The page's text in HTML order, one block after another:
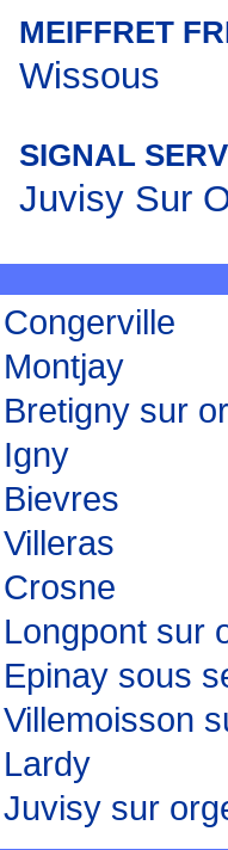
MEIFFRET
Wissous
SIGNAL
Juvisy Sur
Congerville
Montjay
Bretigny sur
Igny
Bievres
Villeras
Crosne
Longpont sur
Epinay sous
Villemoisson
Lardy
Juvisy sur